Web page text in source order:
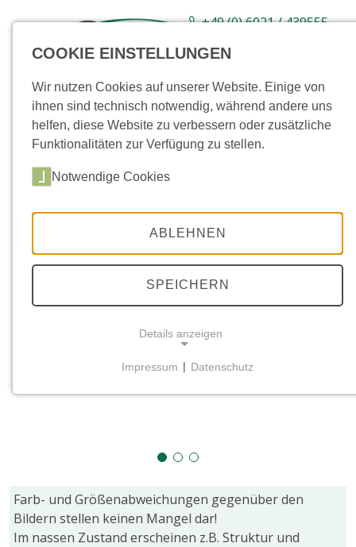
+49 (0) 6021 / 439555-
Sortiment Neuware Aktionsartikel
Farb- und Größenabweichungen gegenüber den
Bildern stellen keinen Mangel dar!
Im nassen Zustand erscheinen z.B. Struktur und
COOKIE EINSTELLUNGEN
Wir nutzen Cookies auf unserer Website. Einige von
ihnen sind technisch notwendig, während andere uns
helfen, diese Website zu verbessern oder zusätzliche
Funktionalitäten zur Verfügung zu stellen.
Notwendige Cookies
ABLEHNEN
SPEICHERN
Details anzeigen
TYPO3
Name:
Impressum | Datenschutz